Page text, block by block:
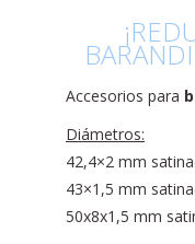
Accesorios para
Diámetros:
42,4×2 mm
43×1,5 mm
50x8x1,5 mm